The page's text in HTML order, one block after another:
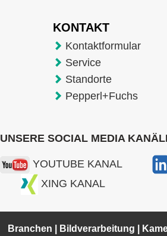
KONTAKT
Kontaktformular
Service
Standorte
Pepperl+Fuchs
UNSERE SOCIAL MEDIA
YOUTUBE KANAL
XING KANAL
Branchen Bildverarbeitung